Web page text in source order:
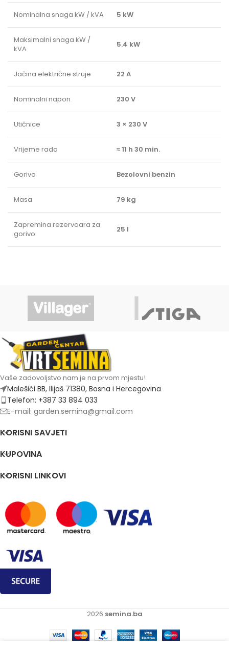
Nominalna snaga kW / kVA 5 kW
Maksimalni snaga kW /
kVA
5.4 kW
Jačina električne struje 22 A
Nominalni napon 230 V
Utičnice 3 × 230 V
Vrijeme rada ≈ 11 h 30 min.
Gorivo Bezolovni benzin
Masa 79 kg
Zapremina rezervoara za
gorivo
25 l
Vaše zadovoljstvo nam je na prvom mjestu!
Malešići BB, Ilijaš 71380, Bosna i Hercegovina
Telefon: +387 33 894 033
E-mail: garden.semina@gmail.com
KORISNI SAVJETI
KUPOVINA
KORISNI LINKOVI
2026 semina.ba